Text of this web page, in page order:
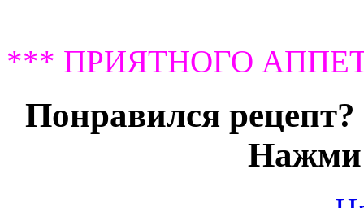
*** ПРИЯТНОГО
Понравился
Нажми